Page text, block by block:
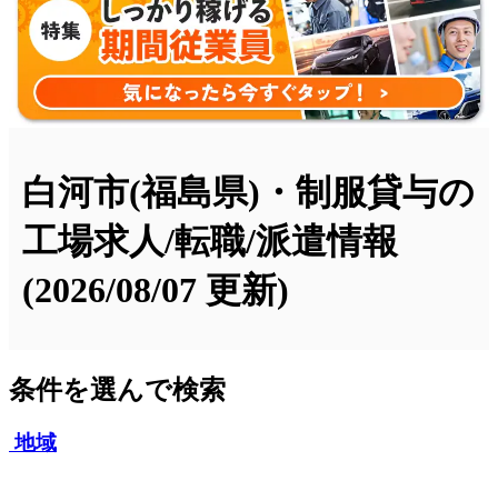
白河市(福島県)・制服貸与の
工場求人/転職/派遣情報
(2026/08/07 更新)
条件を選んで検索
地域